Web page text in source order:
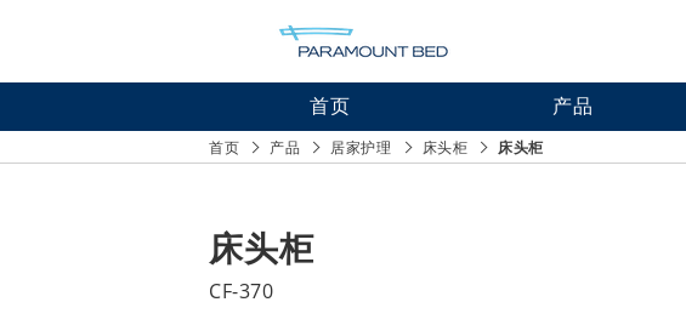
首页 产品
医院产品
护理设施产品
首页 产品 居家护理 床头柜 床头柜
床头柜
CF-370